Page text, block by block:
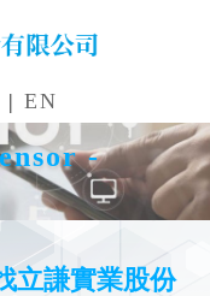
| EN
-
立謙實業股份